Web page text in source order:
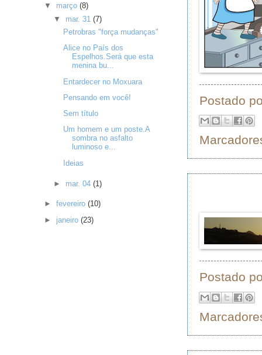
Postado
Postado
▼ março(8)
▼ mar. 31 (7)
Petrobras "força mudanças"
Alice no País dos
Espelhos.Será que esta
menina bu...
Entardecer no Moxuara
Pensando em você!
Sem título
Um homem e um poste.A
sombra no asfalto
luminoso e...
Ideias
► mar. 04 (1)
►fevereiro(10)
► janeiro(23)